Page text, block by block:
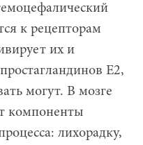
к рецепторам
их и
Е2,
могут. В мозге
компоненты
лихорадку,